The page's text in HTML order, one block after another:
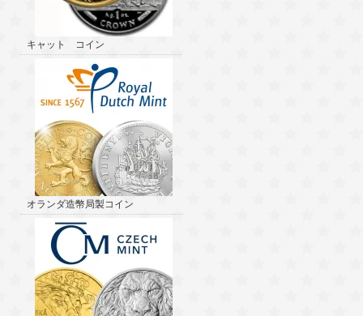
キャット コイン
オランダ造幣局製コイン